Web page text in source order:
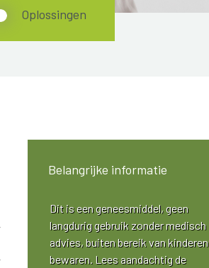
Oplossingen
Belangrijke informatie
Dit is een geneesmiddel, geen
langdurig gebruik zonder medisch
advies, buiten bereik van kinderen
bewaren. Lees aandachtig de